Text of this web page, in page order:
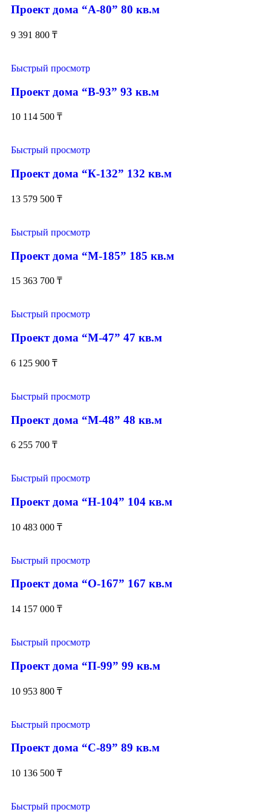
Проект дома “А-80” 80 кв.м
9 391 800 ₸
Быстрый просмотр
Проект дома “В-93” 93 кв.м
10 114 500 ₸
Быстрый просмотр
Проект дома “К-132” 132 кв.м
13 579 500 ₸
Быстрый просмотр
Проект дома “М-185” 185 кв.м
15 363 700 ₸
Быстрый просмотр
Проект дома “М-47” 47 кв.м
6 125 900 ₸
Быстрый просмотр
Проект дома “М-48” 48 кв.м
6 255 700 ₸
Быстрый просмотр
Проект дома “Н-104” 104 кв.м
10 483 000 ₸
Быстрый просмотр
Проект дома “О-167” 167 кв.м
14 157 000 ₸
Быстрый просмотр
Проект дома “П-99” 99 кв.м
10 953 800 ₸
Быстрый просмотр
Проект дома “С-89” 89 кв.м
10 136 500 ₸
Быстрый просмотр